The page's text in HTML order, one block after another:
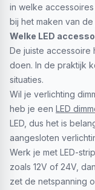
in welke
bij het maken van
Welke LED
De juiste accessoire
doen. In de praktijk
situaties.
Wil je verlichting
heb je een LED
LED, dus het is
aangesloten
Werk je met LED-
zoals 12V of 24V,
zet de netspanning